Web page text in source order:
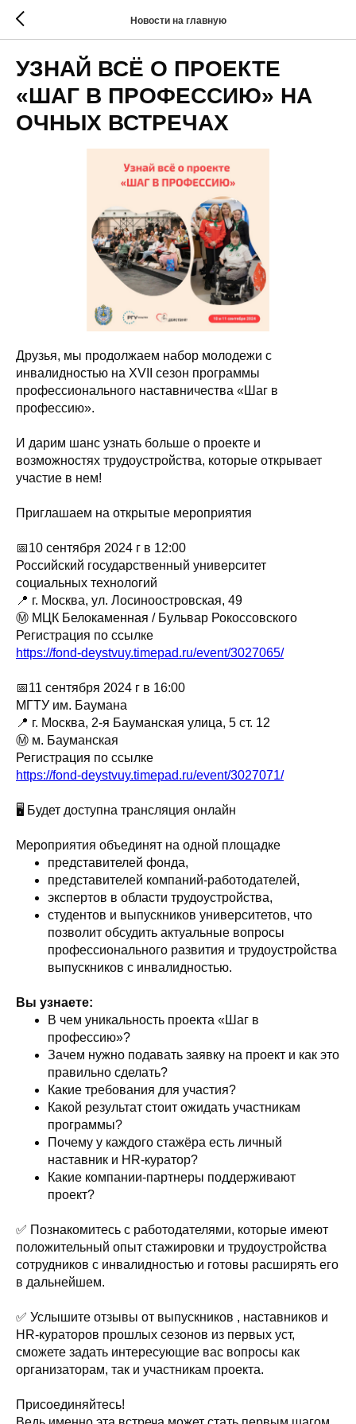
Новости на главную
УЗНАЙ ВСЁ О ПРОЕКТЕ
«ШАГ В ПРОФЕССИЮ» НА
ОЧНЫХ ВСТРЕЧАХ
Друзья, мы продолжаем набор молодежи с
инвалидностью на XVII сезон программы
профессионального наставничества «Шаг в
профессию».
И дарим шанс узнать больше о проекте и
возможностях трудоустройства, которые открывает
участие в нем!
Приглашаем на открытые мероприятия
📅10 сентября 2024 г в 12:00
Российский государственный университет
социальных технологий
📍 г. Москва, ул. Лосиноостровская, 49
Ⓜ️ МЦК Белокаменная / Бульвар Рокоссовского
Регистрация по ссылке
https://fond-deystvuy.timepad.ru/event/3027065/
📅11 сентября 2024 г в 16:00
МГТУ им. Баумана
📍 г. Москва, 2-я Бауманская улица, 5 ст. 12
Ⓜ️ м. Бауманская
Регистрация по ссылке
https://fond-deystvuy.timepad.ru/event/3027071/
🖥️ Будет доступна трансляция онлайн
Мероприятия объединят на одной площадке
представителей фонда,
представителей компаний-работодателей,
экспертов в области трудоустройства,
студентов и выпускников университетов, что
позволит обсудить актуальные вопросы
профессионального развития и трудоустройства
выпускников с инвалидностью.
Вы узнаете:
В чем уникальность проекта «Шаг в
профессию»?
Зачем нужно подавать заявку на проект и как это
правильно сделать?
Какие требования для участия?
Какой результат стоит ожидать участникам
программы?
Почему у каждого стажёра есть личный
наставник и HR-куратор?
Какие компании-партнеры поддерживают
проект?
✅ Познакомитесь с работодателями, которые имеют
положительный опыт стажировки и трудоустройства
сотрудников с инвалидностью и готовы расширять его
в дальнейшем.
✅ Услышите отзывы от выпускников , наставников и
HR-кураторов прошлых сезонов из первых уст,
сможете задать интересующие вас вопросы как
организаторам, так и участникам проекта.
Присоединяйтесь!